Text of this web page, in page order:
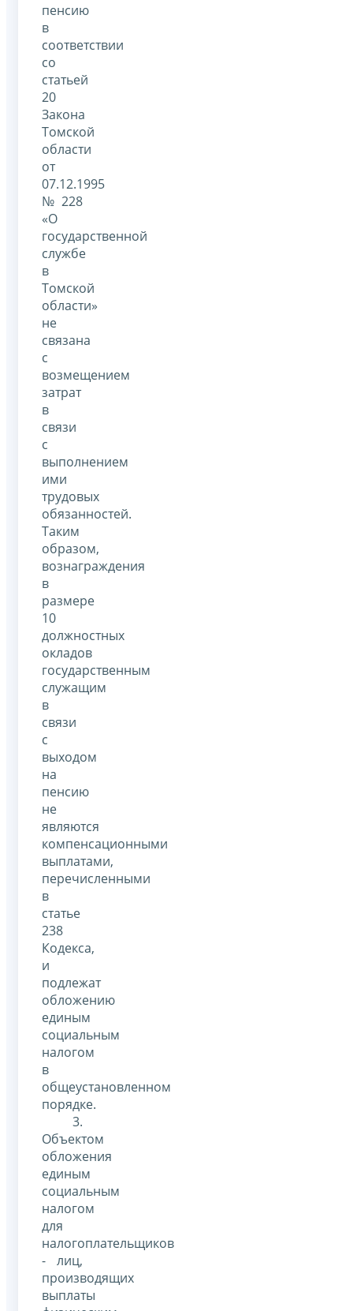
пенсию
в
соответствии
со
статьей
20
Закона
Томской
области
от
07.12.1995
№ 228
«О
государственной
службе
в
Томской
области»
не
связана
с
возмещением
затрат
в
связи
с
выполнением
ими
трудовых
обязанностей.
Таким
образом,
вознаграждения
в
размере
10
должностных
окладов
государственным
служащим
в
связи
с
выходом
на
пенсию
не
являются
компенсационными
выплатами,
перечисленными
в
статье
238
Кодекса,
и
подлежат
обложению
единым
социальным
налогом
в
общеустановленном
порядке.
3.
Объектом
обложения
единым
социальным
налогом
для
налогоплательщиков
- лиц,
производящих
выплаты